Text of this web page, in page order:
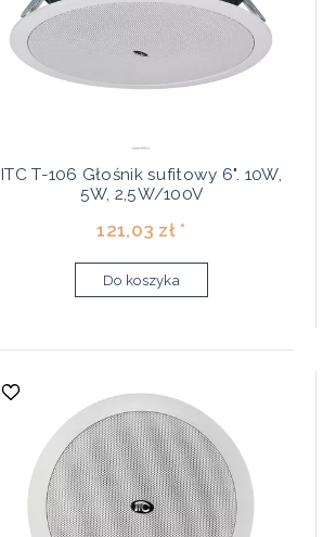
ITC T-106 Głośnik sufitowy 6". 10W,
5W, 2,5W/100V
121,03 zł *
Do koszyka